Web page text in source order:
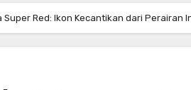
Red: Ikon Kecantikan dari Perairan